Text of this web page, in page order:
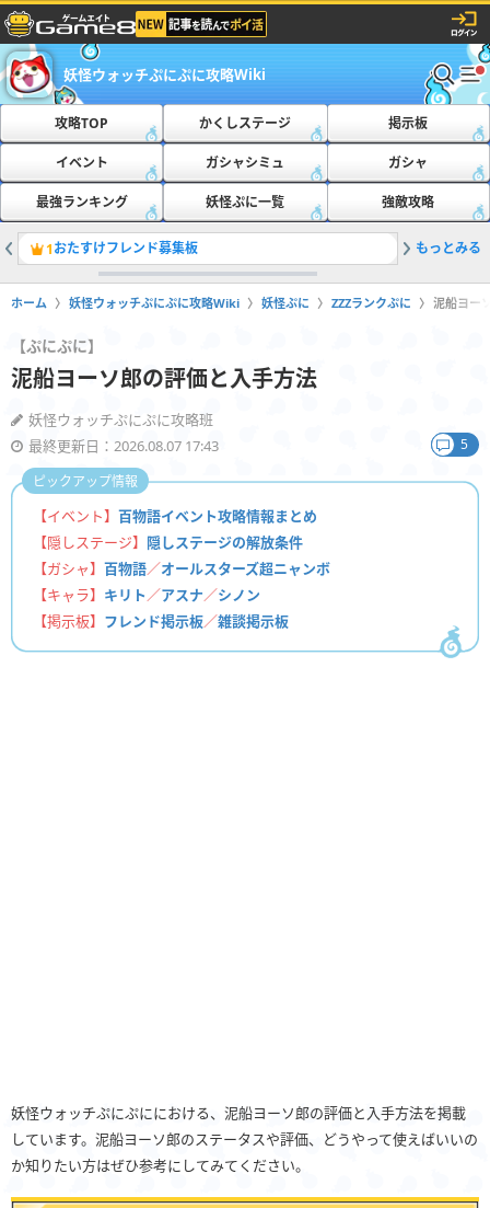
妖怪ウォッチぷにぷに攻略Wiki
攻略TOP かくしステージ 掲示板
イベント ガシャシミュ ガシャ
最強ランキング 妖怪ぷに一覧 強敵攻略
1おたすけフレンド募集板 2ともだ
もっとみる
ホーム 妖怪ウォッチぷにぷに攻略Wiki 妖怪ぷに ZZZランクぷに 泥船ヨー
【ぷにぷに】
泥船ヨーソ郎の評価と入手方法
妖怪ウォッチぷにぷに攻略班
最終更新日：2026.08.07 17:43
5
【イベント】 百物語イベント攻略情報まとめ
【隠しステージ】 隠しステージの解放条件
【ガシャ】 百物語／オールスターズ超ニャンボ
【キャラ】 キリト／アスナ／シノン
【掲示板】 フレンド掲示板／雑談掲示板
ピックアップ情報
妖怪ウォッチぷにぷににおける、泥船ヨーソ郎の評価と入手方法を掲載
しています。泥船ヨーソ郎のステータスや評価、どうやって使えばいいの
か知りたい方はぜひ参考にしてみてください。